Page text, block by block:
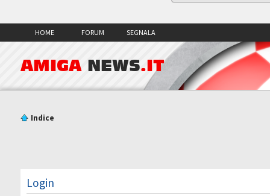
HOME FORUM SEGNALA
AMIGA NEWS.IT
Indice
Login